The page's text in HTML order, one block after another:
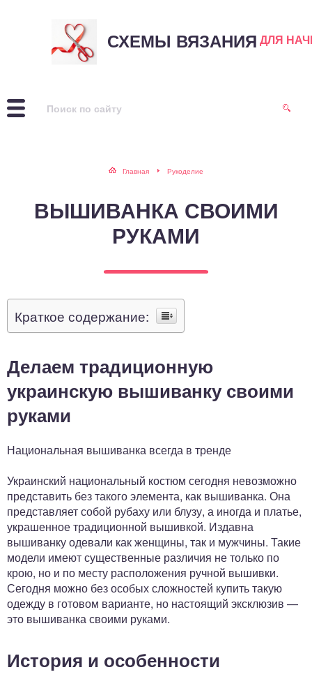
СХЕМЫ ВЯЗАНИЯ ДЛЯ
Главная Рукоделие
ВЫШИВАНКА СВОИМИ
РУКАМИ
Краткое содержание:
Делаем традиционную
украинскую вышиванку своими
руками
Национальная вышиванка всегда в тренде
Украинский национальный костюм сегодня невозможно
представить без такого элемента, как вышиванка. Она
представляет собой рубаху или блузу, а иногда и платье,
украшенное традиционной вышивкой. Издавна
вышиванку одевали как женщины, так и мужчины. Такие
модели имеют существенные различия не только по
крою, но и по месту расположения ручной вышивки.
Сегодня можно без особых сложностей купить такую
одежду в готовом варианте, но настоящий эксклюзив —
это вышиванка своими руками.
История и особенности